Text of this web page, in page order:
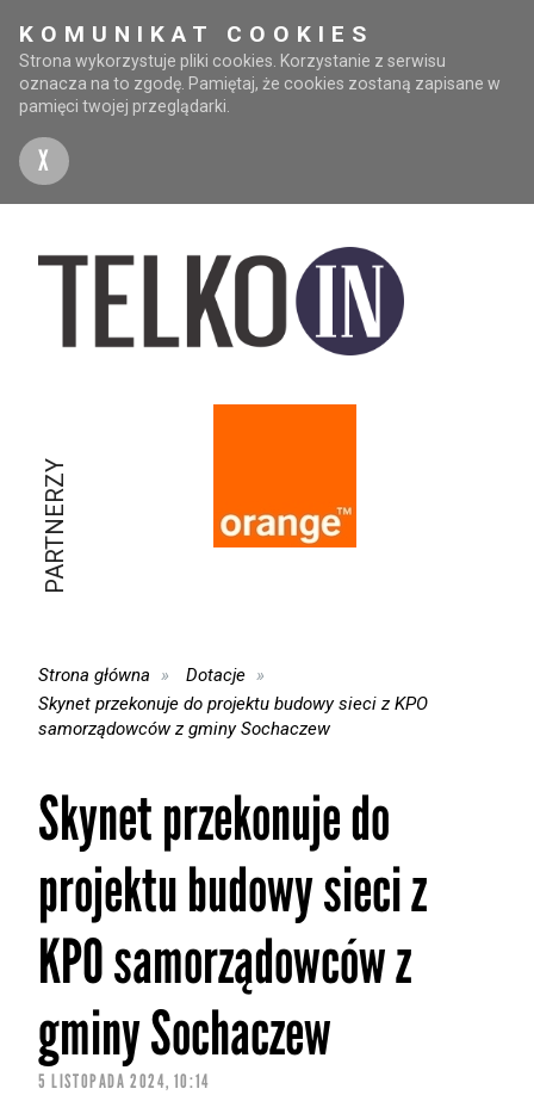
KOMUNIKAT COOKIES
Strona wykorzystuje pliki cookies. Korzystanie z serwisu
oznacza na to zgodę. Pamiętaj, że cookies zostaną zapisane w
pamięci twojej przeglądarki.
X
PARTNERZY
Strona główna
Dotacje
Skynet przekonuje do projektu budowy sieci z KPO
samorządowców z gminy Sochaczew
Skynet przekonuje do
projektu budowy sieci z
KPO samorządowców z
gminy Sochaczew
5 LISTOPADA 2024, 10:14